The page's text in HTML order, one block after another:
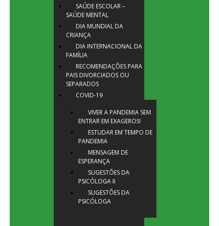
SAÚDE ESCOLAR –
SAÚDE MENTAL
DIA MUNDIAL DA
CRIANÇA
DIA INTERNACIONAL DA
FAMÍLIA
RECOMENDAÇÕES PARA
PAIS DIVORCIADOS OU
SEPARADOS
COVID-19
VIVER A PANDEMIA SEM
ENTRAR EM EXAGEROS!
ESTUDAR EM TEMPO DE
PANDEMIA
MENSAGEM DE
ESPERANÇA
SUGESTÕES DA
PSICÓLOGA II
SUGESTÕES DA
PSICÓLOGA